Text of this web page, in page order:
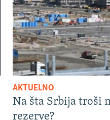
AKTUELNO
Na šta Srbija troši
rezerve?